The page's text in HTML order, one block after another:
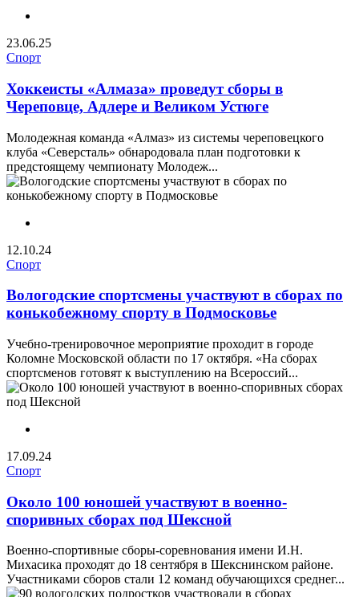
23.06.25
Спорт
Хоккеисты «Алмаза» проведут сборы в
Череповце, Адлере и Великом Устюге
Молодежная команда «Алмаз» из системы череповецкого
клуба «Северсталь» обнародовала план подготовки к
предстоящему чемпионату Молодеж...
12.10.24
Спорт
Вологодские спортсмены участвуют в сборах по
конькобежному спорту в Подмосковье
Учебно-тренировочное мероприятие проходит в городе
Коломне Московской области по 17 октября. «На сборах
спортсменов готовят к выступлению на Всероссий...
17.09.24
Спорт
Около 100 юношей участвуют в военно-
споривных сборах под Шексной
Военно-спортивные сборы-соревнования имени И.Н.
Михасика проходят до 18 сентября в Шекснинском районе.
Участниками сборов стали 12 команд обучающихся среднег...